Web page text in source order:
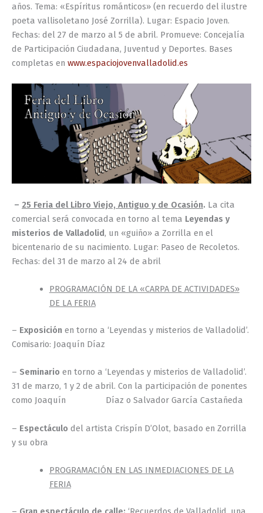
años. Tema: «Espíritus románticos» (en recuerdo del ilustre
poeta vallisoletano José Zorrilla). Lugar: Espacio Joven.
Fechas: del 27 de marzo al 5 de abril. Promueve: Concejalía
de Participación Ciudadana, Juventud y Deportes. Bases
completas en www.espaciojovenvalladolid.es
– 25 Feria del Libro Viejo, Antiguo y de Ocasión. La cita
comercial será convocada en torno al tema Leyendas y
misterios de Valladolid, un «guiño» a Zorrilla en el
bicentenario de su nacimiento. Lugar: Paseo de Recoletos.
Fechas: del 31 de marzo al 24 de abril
PROGRAMACIÓN DE LA «CARPA DE ACTIVIDADES»
DE LA FERIA
– Exposición en torno a ‘Leyendas y misterios de Valladolid’.
Comisario: Joaquín Díaz
– Seminario en torno a ‘Leyendas y misterios de Valladolid’.
31 de marzo, 1 y 2 de abril. Con la participación de ponentes
como Joaquín Díaz o Salvador García Castañeda
– Espectáculo del artista Crispín D’Olot, basado en Zorrilla
y su obra
PROGRAMACIÓN EN LAS INMEDIACIONES DE LA
FERIA